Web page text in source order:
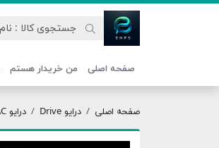
صفحه اصلی من خریدار هستم
صفحه اصلی درایو Drive درایو AC